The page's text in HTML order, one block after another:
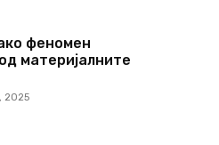
феномен
материјалните
2025